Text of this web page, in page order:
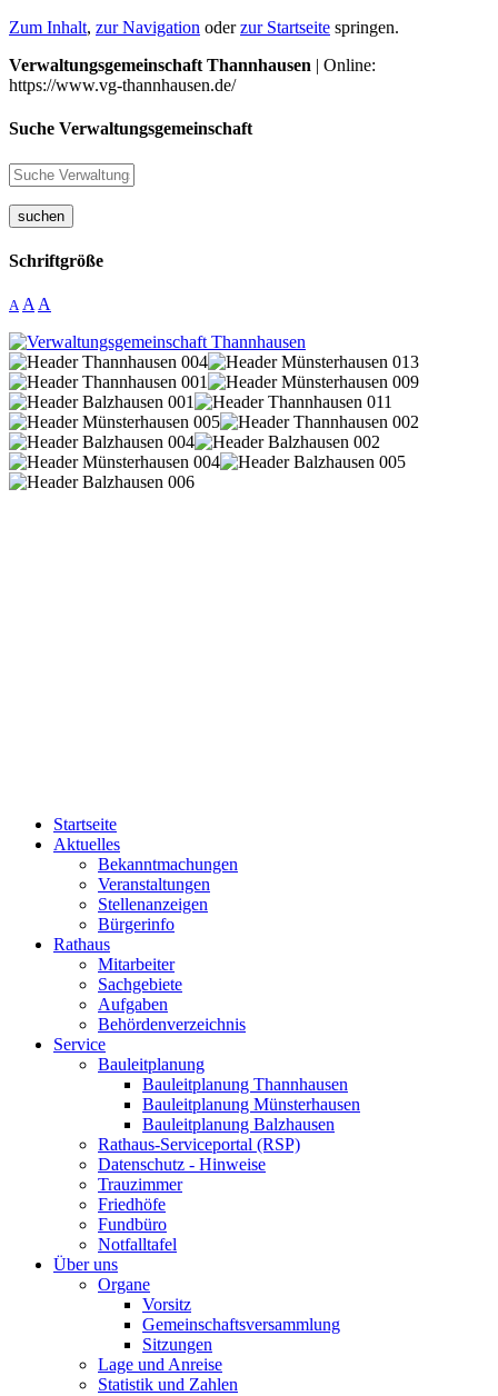
Zum Inhalt, zur Navigation oderzur Startseite springen.
Verwaltungsgemeinschaft Thannhausen | Online:
https://www.vg-thannhausen.de/
Suche Verwaltungsgemeinschaft
suchen
Schriftgröße
A A A
Startseite
Aktuelles
Bekanntmachungen
Veranstaltungen
Stellenanzeigen
Bürgerinfo
Rathaus
Mitarbeiter
Sachgebiete
Aufgaben
Behördenverzeichnis
Service
Bauleitplanung
Bauleitplanung Thannhausen
Bauleitplanung Münsterhausen
Bauleitplanung Balzhausen
Rathaus-Serviceportal (RSP)
Datenschutz - Hinweise
Trauzimmer
Friedhöfe
Fundbüro
Notfalltafel
Über uns
Organe
Vorsitz
Gemeinschaftsversammlung
Sitzungen
Lage und Anreise
Statistik und Zahlen